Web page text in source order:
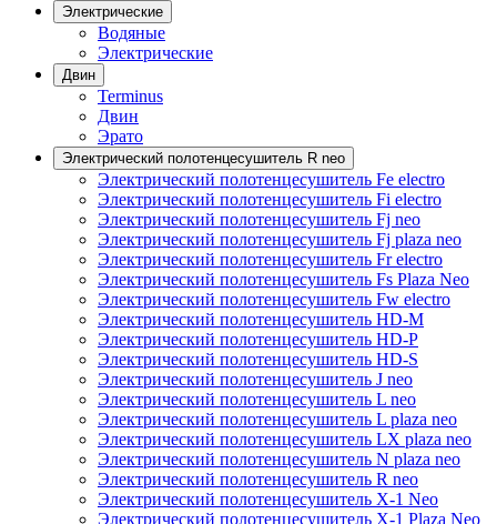
Электрические
Водяные
Электрические
Двин
Terminus
Двин
Эрато
Электрический полотенцесушитель R neo
Электрический полотенцесушитель Fe electro
Электрический полотенцесушитель Fi electro
Электрический полотенцесушитель Fj neo
Электрический полотенцесушитель Fj plaza neo
Электрический полотенцесушитель Fr electro
Электрический полотенцесушитель Fs Plaza Neo
Электрический полотенцесушитель Fw electro
Электрический полотенцесушитель HD-M
Электрический полотенцесушитель HD-P
Электрический полотенцесушитель HD-S
Электрический полотенцесушитель J neo
Электрический полотенцесушитель L neo
Электрический полотенцесушитель L plaza neo
Электрический полотенцесушитель LX plaza neo
Электрический полотенцесушитель N plaza neo
Электрический полотенцесушитель R neo
Электрический полотенцесушитель X-1 Neo
Электрический полотенцесушитель X-1 Plaza Neo